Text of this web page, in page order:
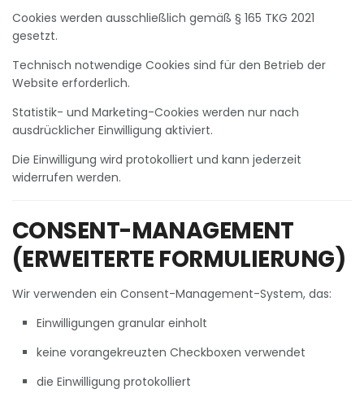
Cookies werden ausschließlich gemäß § 165 TKG 2021
gesetzt.
Technisch notwendige Cookies sind für den Betrieb der
Website erforderlich.
Statistik- und Marketing-Cookies werden nur nach
ausdrücklicher Einwilligung aktiviert.
Die Einwilligung wird protokolliert und kann jederzeit
widerrufen werden.
CONSENT-MANAGEMENT
(ERWEITERTE FORMULIERUNG)
Wir verwenden ein Consent-Management-System, das:
Einwilligungen granular einholt
keine vorangekreuzten Checkboxen verwendet
die Einwilligung protokolliert